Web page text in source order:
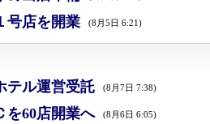
号店を開業 (8月5日 6:21)
テル運営受託 (8月7日 7:38)
を60店開業へ (8月6日 6:05)